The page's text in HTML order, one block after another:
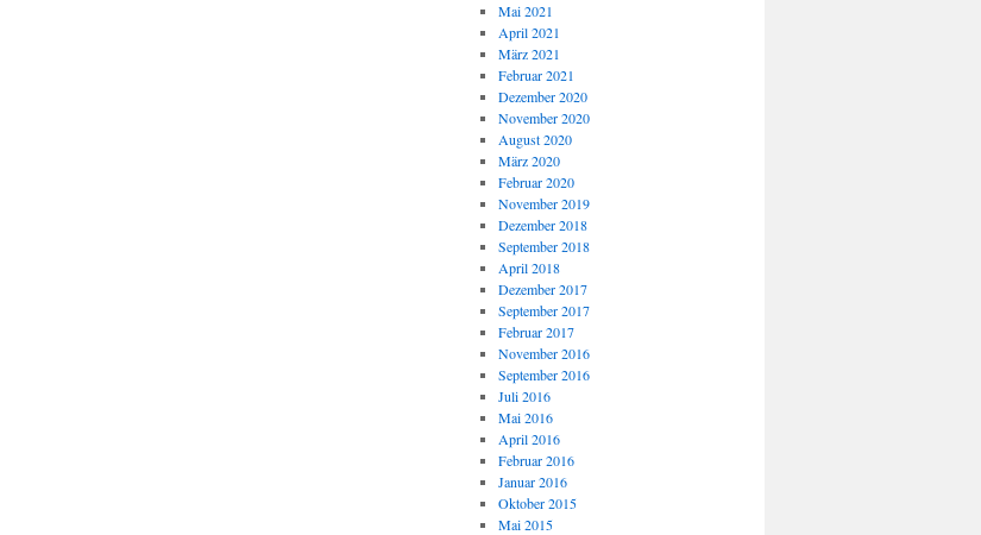
Mai 2021
April 2021
März 2021
Februar 2021
Dezember 2020
November 2020
August 2020
März 2020
Februar 2020
November 2019
Dezember 2018
September 2018
April 2018
Dezember 2017
September 2017
Februar 2017
November 2016
September 2016
Juli 2016
Mai 2016
April 2016
Februar 2016
Januar 2016
Oktober 2015
Mai 2015